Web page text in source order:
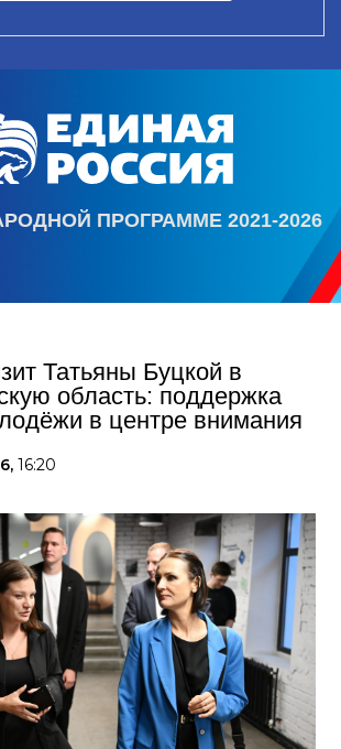
ПРОГРАММЕ 2021-2026
Татьяны Буцкой в
область: поддержка
в центре внимания
16:20